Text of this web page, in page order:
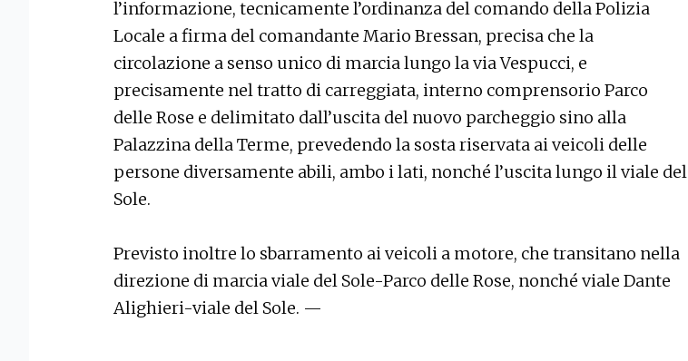
l’informazione, tecnicamente l’ordinanza del comando della Polizia
Locale a firma del comandante Mario Bressan, precisa che la
circolazione a senso unico di marcia lungo la via Vespucci, e
precisamente nel tratto di carreggiata, interno comprensorio Parco
delle Rose e delimitato dall’uscita del nuovo parcheggio sino alla
Palazzina della Terme, prevedendo la sosta riservata ai veicoli delle
persone diversamente abili, ambo i lati, nonché l’uscita lungo il viale del
Sole.
Previsto inoltre lo sbarramento ai veicoli a motore, che transitano nella
direzione di marcia viale del Sole-Parco delle Rose, nonché viale Dante
Alighieri-viale del Sole. —